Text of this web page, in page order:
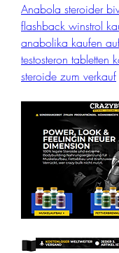
Anabola steroider
flashback winstrol
anabolika kaufen
testosteron tabletten
steroide zum verkauf